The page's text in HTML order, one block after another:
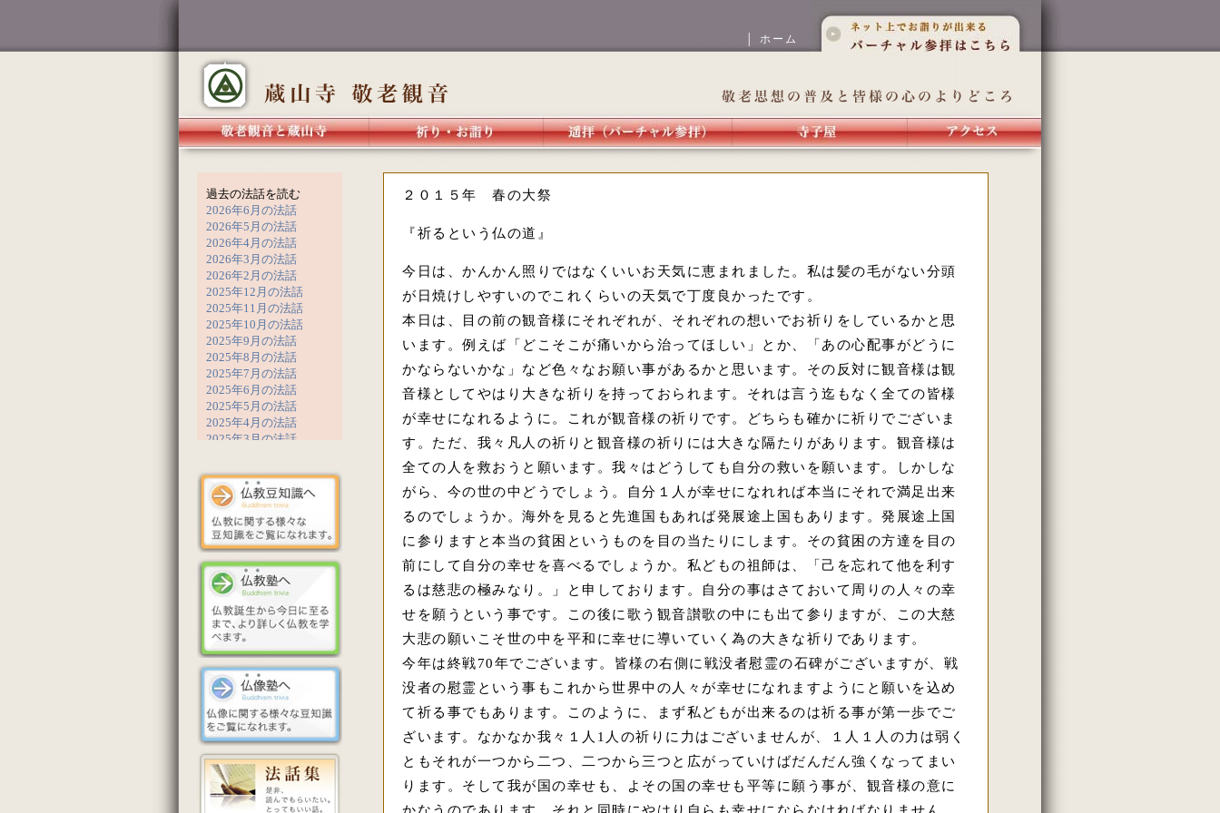
│ ホーム
過去の法話を読む
2026年6月の法話
2026年5月の法話
2026年4月の法話
2026年3月の法話
2026年2月の法話
2025年12月の法話
2025年11月の法話
2025年10月の法話
2025年9月の法話
2025年8月の法話
2025年7月の法話
2025年6月の法話
2025年5月の法話
2025年4月の法話
2025年3月の法話
2025年1月の法話
2024年12月の法話
2024年11月の法話
2024年10月の法話
2024年9月の法話
2024年8月の法話
2024年7月の法話
2024年6月の法話
2024年5月の法話
2024年4月の法話
2024年3月の法話
2024年2月の法話
2023年12月の法話
2023年11月の法話
2023年10月の法話
2023年9月の法話
2023年8月の法話
2023年7月の法話
2023年6月の法話
2023年5月の法話
2023年4月の法話
２０１５年 春の大祭
『祈るという仏の道』
今日は、かんかん照りではなくいいお天気に恵まれました。私は髪の毛がない分頭
が日焼けしやすいのでこれくらいの天気で丁度良かったです。
本日は、目の前の観音様にそれぞれが、それぞれの想いでお祈りをしているかと思
います。例えば「どこそこが痛いから治ってほしい」とか、「あの心配事がどうに
かならないかな」など色々なお願い事があるかと思います。その反対に観音様は観
音様としてやはり大きな祈りを持っておられます。それは言う迄もなく全ての皆様
が幸せになれるように。これが観音様の祈りです。どちらも確かに祈りでございま
す。ただ、我々凡人の祈りと観音様の祈りには大きな隔たりがあります。観音様は
全ての人を救おうと願います。我々はどうしても自分の救いを願います。しかしな
がら、今の世の中どうでしょう。自分１人が幸せになれれば本当にそれで満足出来
るのでしょうか。海外を見ると先進国もあれば発展途上国もあります。発展途上国
に参りますと本当の貧困というものを目の当たりにします。その貧困の方達を目の
前にして自分の幸せを喜べるでしょうか。私どもの祖師は、「己を忘れて他を利す
るは慈悲の極みなり。」と申しております。自分の事はさておいて周りの人々の幸
せを願うという事です。この後に歌う観音讃歌の中にも出て参りますが、この大慈
大悲の願いこそ世の中を平和に幸せに導いていく為の大きな祈りであります。
今年は終戦70年でございます。皆様の右側に戦没者慰霊の石碑がございますが、戦
没者の慰霊という事もこれから世界中の人々が幸せになれますようにと願いを込め
て祈る事でもあります。このように、まず私どもが出来るのは祈る事が第一歩でご
ざいます。なかなか我々１人1人の祈りに力はございませんが、１人１人の力は弱く
ともそれが一つから二つ、二つから三つと広がっていけばだんだん強くなってまい
ります。そして我が国の幸せも、よその国の幸せも平等に願う事が、観音様の意に